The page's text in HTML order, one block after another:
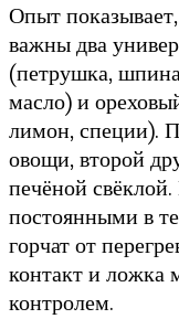
Опыт
важны два
(петрушка,
масло) и
лимон, специи).
овощи, второй
печёной
постоянными в
горчат от
контакт и ложка
контролем.